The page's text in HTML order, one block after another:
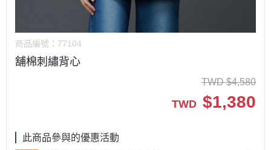
商品編號： 77104
舖棉刺繡背心
TWD $4,580
TWD $1,380
此商品參與的優惠活動